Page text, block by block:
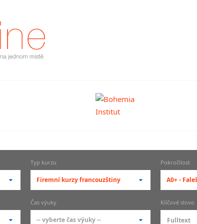
Typ kurzu
Firemní kurzy francouzštiny
-- vyberte typ --
základní členění kurzů
Pokročilost
A0+ -
--
Čas výuky
-- vyberte čas výuky --
Klíčové slovo